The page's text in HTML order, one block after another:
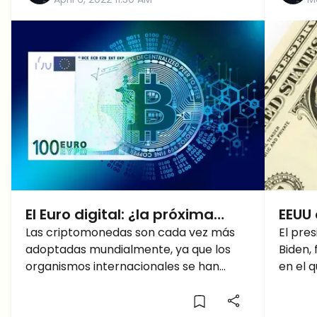
El Euro digital: ¿la próxima
criptomoneda?
Las criptomonedas son cada vez más
adoptadas mundialmente, ya que los
organismos internacionales se han
El
en el